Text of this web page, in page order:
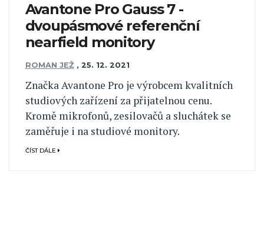
Avantone Pro Gauss 7 -
dvoupásmové referenční
nearfield monitory
ROMAN JEŽ , 25. 12. 2021
Značka Avantone Pro je výrobcem kvalitních
studiových zařízení za přijatelnou cenu.
Kromě mikrofonů, zesilovačů a sluchátek se
zaměřuje i na studiové monitory.
ČÍST DÁLE